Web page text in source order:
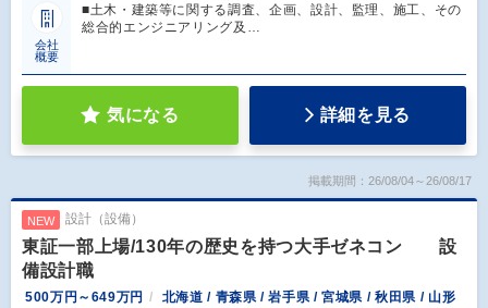
会社
概要
■土木・建築等に関する調査、企画、設計、監理、施工、その
総合的エンジニアリング及…
気になる 詳細を見る
掲載期間：26/08/04～26/08/17
NEW 設計（設備）
東証一部上場/130年の歴史を持つ大手ゼネコン 設
備設計職
500万円～649万円
北海道 / 青森県 / 岩手県 / 宮城県 / 秋田県 / 山形